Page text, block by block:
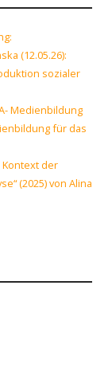
(12.05.26):
sozialer
Medienbildung
für das
der
(2025) von Alina